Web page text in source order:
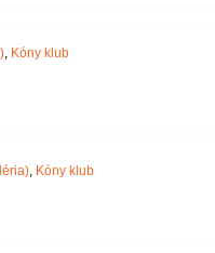
, Kóny klub
, Kóny klub